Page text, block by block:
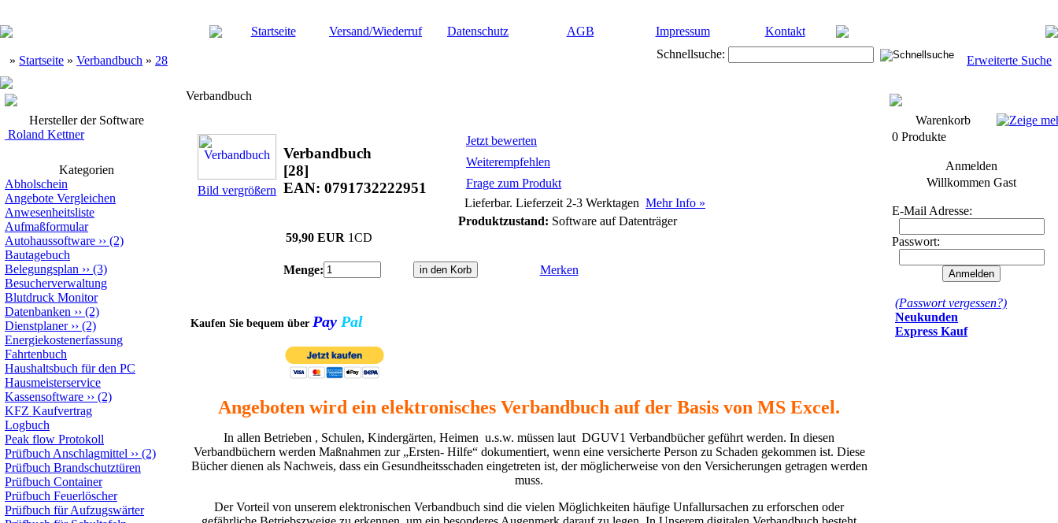
Startseite Versand/Wiederruf Datenschutz AGB Impressum Kontakt
» Startseite » Verbandbuch » 28 Schnellsuche: Erweiterte Suche
Hersteller der Software
Roland Kettner
Kategorien
Abholschein
Angebote Vergleichen
Anwesenheitsliste
Aufmaßformular
Autohaussoftware ›› (2)
Bautagebuch
Belegungsplan ›› (3)
Besucherverwaltung
Blutdruck Monitor
Datenbanken ›› (2)
Dienstplaner›› (2)
Energiekostenerfassung
Fahrtenbuch
Haushaltsbuch für den PC
Hausmeisterservice
Kassensoftware ›› (2)
KFZ Kaufvertrag
Logbuch
Peak flow Protokoll
Prüfbuch Anschlagmittel ›› (2)
Prüfbuch Brandschutztüren
Prüfbuch Container
Prüfbuch Feuerlöscher
Prüfbuch für Aufzugswärter
Verbandbuch
Bild vergrößern
Verbandbuch
[28]
EAN: 0791732222951
Jetzt bewerten
Weiterempfehlen
Frage zum Produkt
Lieferbar. Lieferzeit 2-3 Werktagen Mehr Info »
Produktzustand: Software auf Datenträger
59,90 EUR 1CD
Menge: Merken
Kaufen Sie bequem über Pay Pal
Angeboten wird ein elektronisches Verbandbuch auf der Basis von MS Excel.
In allen Betrieben , Schulen, Kindergärten, Heimen u.s.w. müssen laut DGUV1 Verbandbücher geführt werden. In diesen
Verbandbüchern werden Maßnahmen zur „Ersten- Hilfe“ dokumentiert, wenn eine versicherte Person zu Schaden gekommen ist. Diese
Bücher dienen als Nachweis, dass ein Gesundheitsschaden eingetreten ist, der möglicherweise von den Versicherungen getragen werden
muss.
Der Vorteil von unserem elektronischen Verbandbuch sind die vielen Möglichkeiten häufige Unfallursachen zu erforschen oder
Warenkorb
0 Produkte
Anmelden
Willkommen Gast
E-Mail Adresse:
Passwort:
(Passwort vergessen?)
Neukunden
Express Kauf